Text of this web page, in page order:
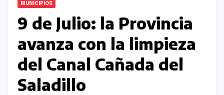
MUNICIPIOS
9 de Julio: la Provincia
avanza con la limpieza
del Canal Cañada del
Saladillo